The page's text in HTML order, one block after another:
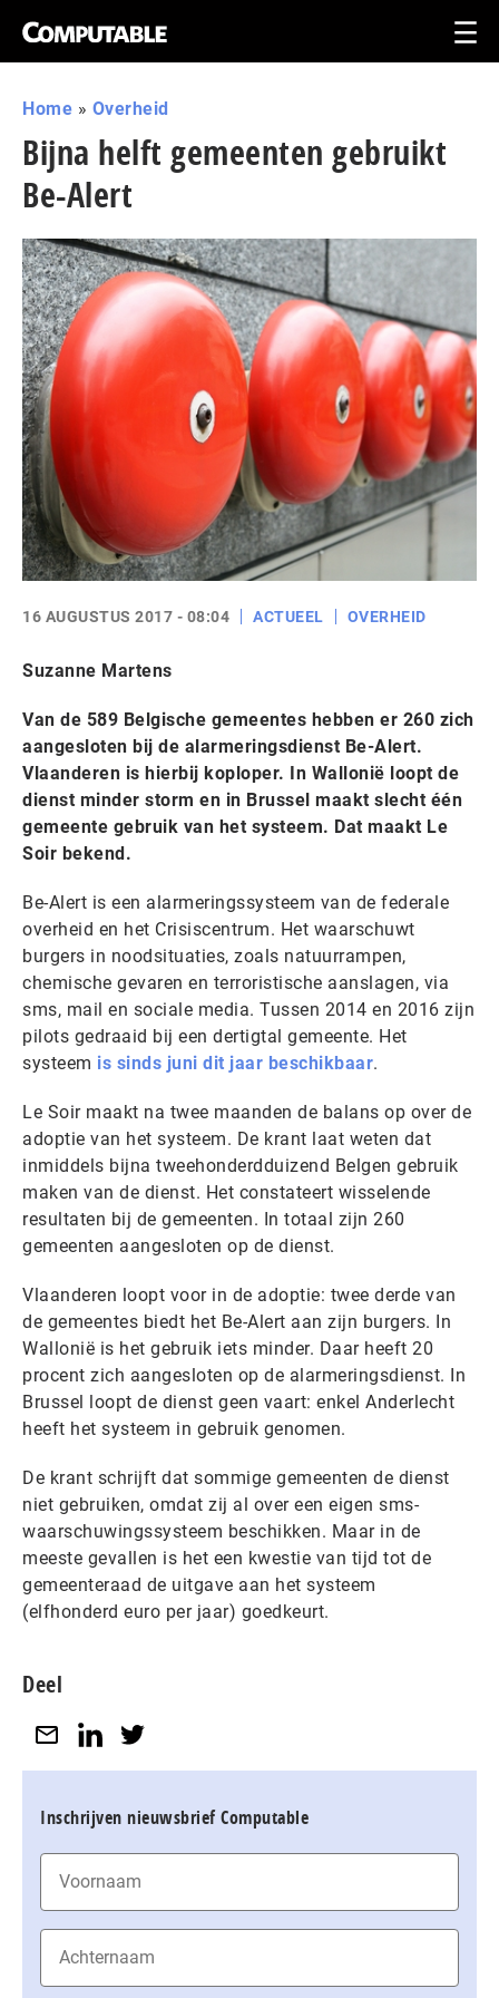
Home » Overheid
Bijna helft gemeenten gebruikt
Be-Alert
16 AUGUSTUS 2017 - 08:04 ACTUEEL OVERHEID
Suzanne Martens
Van de 589 Belgische gemeentes hebben er 260 zich
aangesloten bij de alarmeringsdienst Be-Alert.
Vlaanderen is hierbij koploper. In Wallonië loopt de
dienst minder storm en in Brussel maakt slecht één
gemeente gebruik van het systeem. Dat maakt Le
Soir bekend.
Be-Alert is een alarmeringssysteem van de federale
overheid en het Crisiscentrum. Het waarschuwt
burgers in noodsituaties, zoals natuurrampen,
chemische gevaren en terroristische aanslagen, via
sms, mail en sociale media. Tussen 2014 en 2016 zijn
pilots gedraaid bij een dertigtal gemeente. Het
systeem is sinds juni dit jaar beschikbaar.
Le Soir maakt na twee maanden de balans op over de
adoptie van het systeem. De krant laat weten dat
inmiddels bijna tweehonderdduizend Belgen gebruik
maken van de dienst. Het constateert wisselende
resultaten bij de gemeenten. In totaal zijn 260
gemeenten aangesloten op de dienst.
Vlaanderen loopt voor in de adoptie: twee derde van
de gemeentes biedt het Be-Alert aan zijn burgers. In
Wallonië is het gebruik iets minder. Daar heeft 20
procent zich aangesloten op de alarmeringsdienst. In
Brussel loopt de dienst geen vaart: enkel Anderlecht
heeft het systeem in gebruik genomen.
De krant schrijft dat sommige gemeenten de dienst
niet gebruiken, omdat zij al over een eigen sms-
waarschuwingssysteem beschikken. Maar in de
meeste gevallen is het een kwestie van tijd tot de
gemeenteraad de uitgave aan het systeem
(elfhonderd euro per jaar) goedkeurt.
Deel
Inschrijven nieuwsbrief Computable